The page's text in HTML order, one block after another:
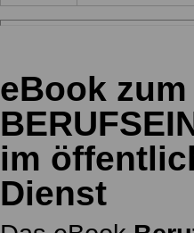
eBook zum
im
Dienst